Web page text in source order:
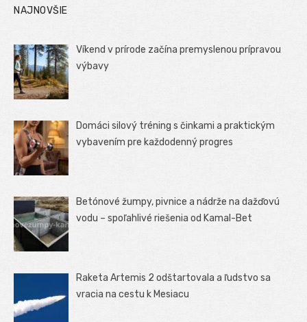
NAJNOVŠIE
Víkend v prírode začína premyslenou prípravou
výbavy
Domáci silový tréning s činkami a praktickým
vybavením pre každodenný progres
Betónové žumpy, pivnice a nádrže na dažďovú
vodu – spoľahlivé riešenia od Kamal-Bet
Raketa Artemis 2 odštartovala a ľudstvo sa
vracia na cestu k Mesiacu